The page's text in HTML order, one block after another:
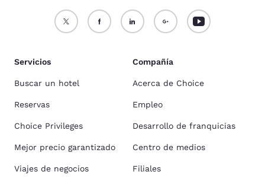
Servicios
Buscar un hotel
Reservas
Choice Privileges
Mejor precio garantizado
Viajes de negocios
Compañía
Acerca de Choice
Empleo
Desarrollo de franquicias
Centro de medios
Filiales